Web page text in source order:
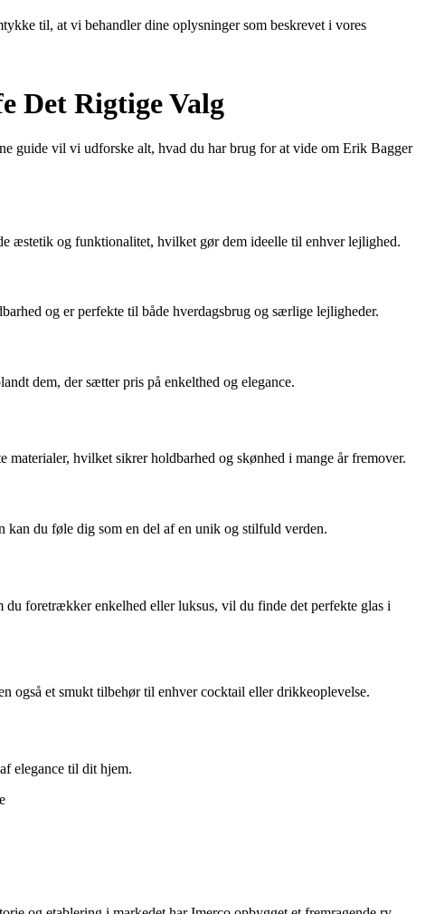
til, at vi behandler dine oplysninger som beskrevet i vores
Det Rigtige Valg
guide vil vi udforske alt, hvad du har brug for at vide om Erik Bagger
æstetik og funktionalitet, hvilket gør dem ideelle til enhver lejlighed.
og er perfekte til både hverdagsbrug og særlige lejligheder.
dem, der sætter pris på enkelthed og elegance.
hvilket sikrer holdbarhed og skønhed i mange år fremover.
du føle dig som en del af en unik og stilfuld verden.
foretrækker enkelhed eller luksus, vil du finde det perfekte glas i
også et smukt tilbehør til enhver cocktail eller drikkeoplevelse.
elegance til dit hjem.